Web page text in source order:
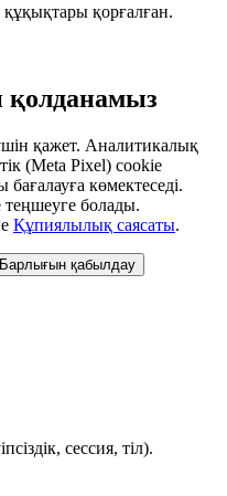
қорғалған.
қолданамыз
қажет. Аналитикалық
(Meta Pixel) cookie
көмектеседі.
теңшеуге болады.
Құпиялылық саясаты.
Барлығын қабылдау
сессия, тіл).